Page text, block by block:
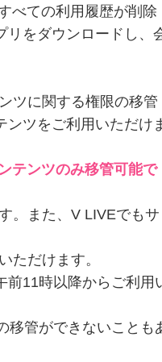
べての利用履歴が削除
リをダウンロードし、
ツに関する権限の移管
ツをご利用いただけ
テンツのみ移管可能で
。また、V LIVEでもサ
ただけます。
前11時以降からご利用
移管ができないことも